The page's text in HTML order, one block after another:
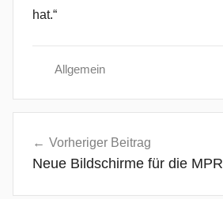
hat.“
Allgemein
Vorheriger Beitrag
Neue Bildschirme für die MPR